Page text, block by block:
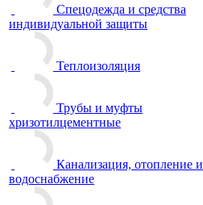
Спецодежда и средства
индивидуальной защиты
Теплоизоляция
Трубы и муфты
хризотилцементные
Канализация, отопление и
водоснабжение